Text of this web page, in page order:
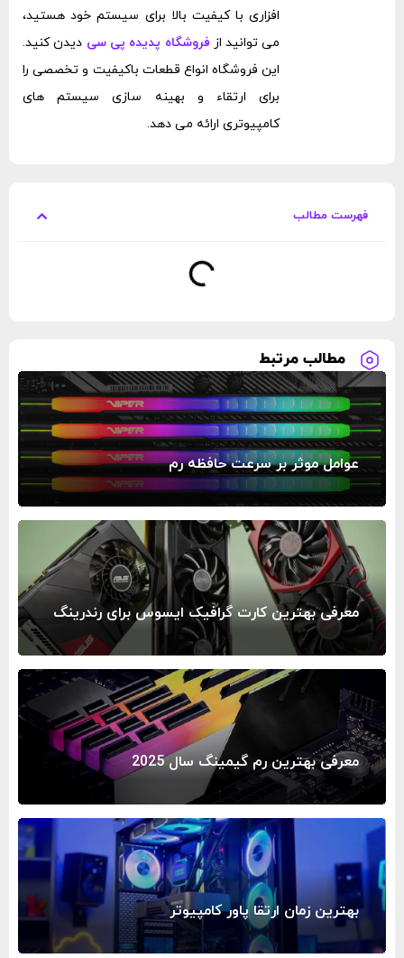
‌افزاری با کیفیت بالا برای سیستم خود هستید،
می ‌توانید از فروشگاه پدیده پی سیدیدن کنید.
این فروشگاه انواع قطعات باکیفیت و تخصصی را
برای ارتقاء و بهینه ‌سازی سیستم‌ های
کامپیوتری ارائه می ‌دهد.
فهرست مطالب
مطالب مرتبط
عوامل موثر بر سرعت حافظه رم
معرفی بهترین کارت گرافیک ایسوس برای رندرینگ
معرفی بهترین رم گیمینگ سال 2025
بهترین زمان ارتقا پاور کامپیوتر